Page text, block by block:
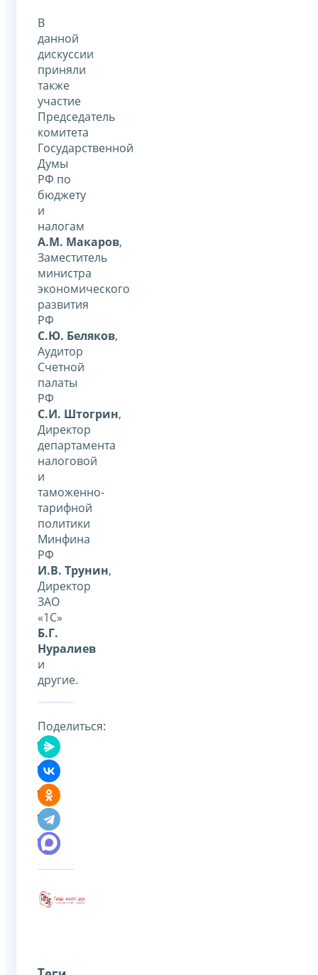
В
данной
дискуссии
приняли
также
участие
Председатель
комитета
Государственной
Думы
РФ по
бюджету
и
налогам
А.М. Макаров,
Заместитель
министра
экономического
развития
РФ
С.Ю. Беляков,
Аудитор
Счетной
палаты
РФ
С.И. Штогрин,
Директор
департамента
налоговой
и
таможенно-
тарифной
политики
Минфина
РФ
И.В. Трунин,
Директор
ЗАО
«1С»
Б.Г.
Нуралиев
и
другие.
Поделиться: